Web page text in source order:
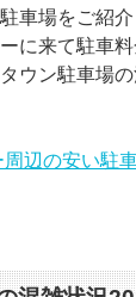
車場をご紹
に来て駐車
ウン駐車場
周辺の安い駐